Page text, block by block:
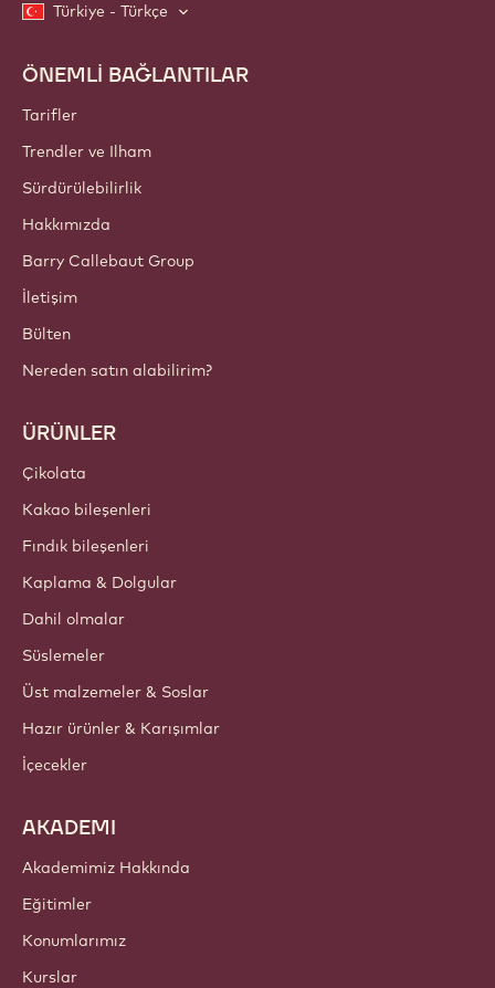
Türkiye - Türkçe
Footer
Callebaut
ÖNEMLİ BAĞLANTILAR
Tarifler
Trendler ve Ilham
Sürdürülebilirlik
Hakkımızda
Barry Callebaut Group
İletişim
Bülten
Nereden satın alabilirim?
ÜRÜNLER
Çikolata
Kakao bileşenleri
Fındık bileşenleri
Kaplama & Dolgular
Dahil olmalar
Süslemeler
Üst malzemeler & Soslar
Hazır ürünler & Karışımlar
İçecekler
AKADEMI
Akademimiz Hakkında
Eğitimler
Konumlarımız
Kurslar